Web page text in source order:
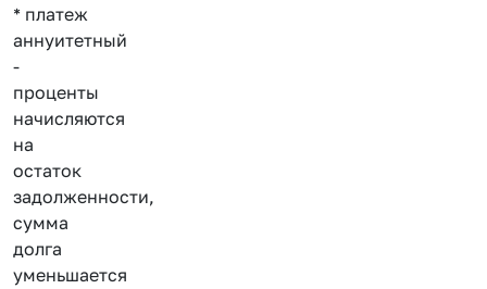
* платеж
аннуитетный
-
проценты
начисляются
на
остаток
задолженности,
сумма
долга
уменьшается